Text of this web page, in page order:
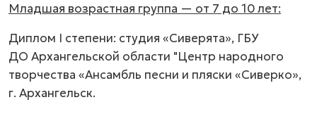
Младшая возрастная группа — от 7 до 10 лет:
Диплом I степени: студия «Сиверята», ГБУ
ДО Архангельской области "Центр народного
творчества «Ансамбль песни и пляски «Сиверко»,
г. Архангельск.